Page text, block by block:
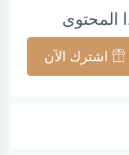
المحتوى
اشترك الآن